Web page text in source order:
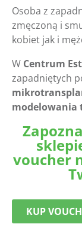
Osoba z
zmęczoną i
kobiet jak i
W Centrum
zapadniętych
modelowania
voucher
KUP